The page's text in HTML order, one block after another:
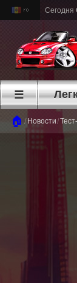
Сегодня
☰
🏠 / Новости/